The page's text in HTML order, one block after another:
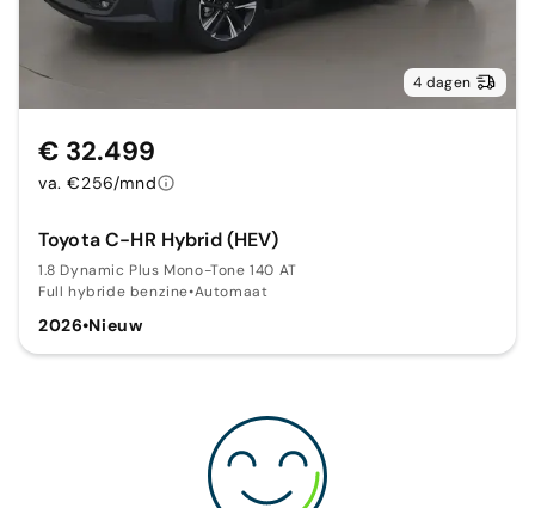
4 dagen
Toyota C-HR Hybrid (HEV)
1.8 Dynamic Plus Mono-Tone 140 AT
Full hybride benzine•Automaat
2026•Nieuw
€ 32.499
va. €256/mnd